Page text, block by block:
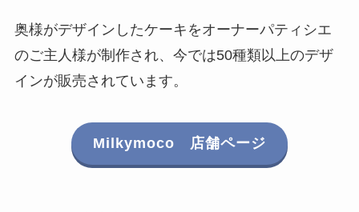
奥様がデザインしたケーキをオーナーパティシエ
のご主人様が制作され、今では50種類以上のデザ
インが販売されています。
Milkymoco 店舗ページ